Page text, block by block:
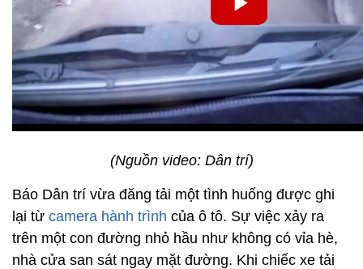
(Nguồn video: Dân trí)
Báo Dân trí vừa đăng tải một tình huống được ghi
lại từ camera hành trình của ô tô. Sự việc xảy ra
trên một con đường nhỏ hầu như không có vỉa hè,
nhà cửa san sát ngay mặt đường. Khi chiếc xe tải